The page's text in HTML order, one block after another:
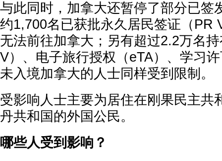
与此同时，加拿大还暂停了部分已签
约1,700名已获批永久居民签证（PR
无法前往加拿大；另有超过2.2万名
V）、电子旅行授权（eTA）、学习
未入境加拿大的人士同样受到限制。
受影响人士主要为居住在刚果民主共
丹共和国的外国公民。
哪些人受到影响？